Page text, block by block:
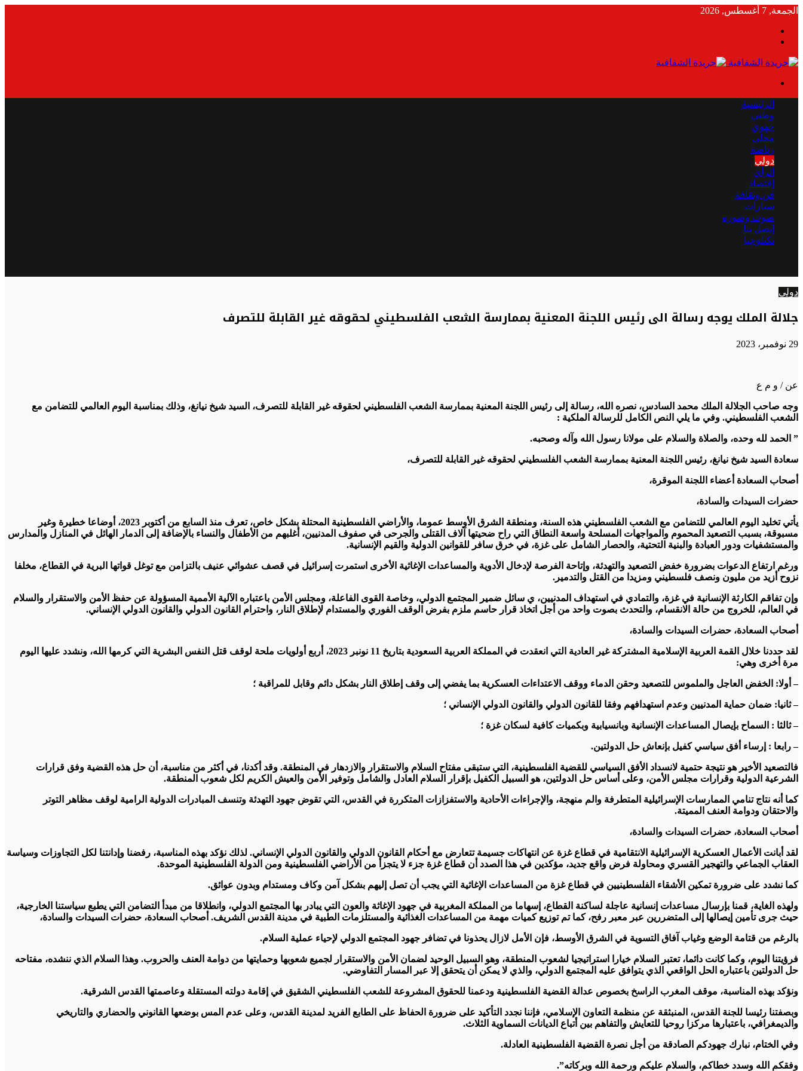
الجمعة, 7 أغسطس, 2026
الرئيسية
وطني
جهوي
محلي
رياضة
دولي
الرأي
إقتصاد
فن وثقافة
سيارات
صوت وصورة
إتصل بنا
تكنلوجيا
دولي
جلالة الملك يوجه رسالة الى رئيس اللجنة المعنية بممارسة الشعب الفلسطيني لحقوقه غير القابلة للتصرف
29 نوفمبر، 2023
عن / و م ع
وجه صاحب الجلالة الملك محمد السادس، نصره الله، رسالة إلى رئيس اللجنة المعنية بممارسة الشعب الفلسطيني لحقوقه غير القابلة للتصرف، السيد شيخ نيانغ، وذلك بمناسبة اليوم العالمي للتضامن مع
الشعب الفلسطيني. وفي ما يلي النص الكامل للرسالة الملكية :
” الحمد لله وحده، والصلاة والسلام على مولانا رسول الله وآله وصحبه.
سعادة السيد شيخ نيانغ، رئيس اللجنة المعنية بممارسة الشعب الفلسطيني لحقوقه غير القابلة للتصرف،
أصحاب السعادة أعضاء اللجنة الموقرة،
حضرات السيدات والسادة،
يأتي تخليد اليوم العالمي للتضامن مع الشعب الفلسطيني هذه السنة، ومنطقة الشرق الأوسط عموما، والأراضي الفلسطينية المحتلة بشكل خاص، تعرف منذ السابع من أكتوبر 2023، أوضاعا خطيرة وغير
مسبوقة، بسبب التصعيد المحموم والمواجهات المسلحة واسعة النطاق التي راح ضحيتها آلاف القتلى والجرحى في صفوف المدنيين، أغلبهم من الأطفال والنساء بالإضافة إلى الدمار الهائل في المنازل والمدارس
والمستشفيات ودور العبادة والبنية التحتية، والحصار الشامل على غزة، في خرق سافر للقوانين الدولية والقيم الإنسانية.
ورغم ارتفاع الدعوات بضرورة خفض التصعيد والتهدئة، وإتاحة الفرصة لإدخال الأدوية والمساعدات الإغاثية الأخرى استمرت إسرائيل في قصف عشوائي عنيف بالتزامن مع توغل قواتها البرية في القطاع، مخلفا
نزوح أزيد من مليون ونصف فلسطيني ومزيدا من القتل والتدمير.
وإن تفاقم الكارثة الإنسانية في غزة، والتمادي في استهداف المدنيين، ي سائل ضمير المجتمع الدولي، وخاصة القوى الفاعلة، ومجلس الأمن باعتباره الآلية الأممية المسؤولة عن حفظ الأمن والاستقرار والسلام
في العالم، للخروج من حالة الانقسام، والتحدث بصوت واحد من أجل اتخاذ قرار حاسم ملزم بفرض الوقف الفوري والمستدام لإطلاق النار، واحترام القانون الدولي والقانون الدولي الإنساني.
أصحاب السعادة، حضرات السيدات والسادة،
لقد حددنا خلال القمة العربية الإسلامية المشتركة غير العادية التي انعقدت في المملكة العربية السعودية بتاريخ 11 نونبر 2023، أربع أولويات ملحة لوقف قتل النفس البشرية التي كرمها الله، ونشدد عليها اليوم
مرة أخرى وهي:
– أولا: الخفض العاجل والملموس للتصعيد وحقن الدماء ووقف الاعتداءات العسكرية بما يفضي إلى وقف إطلاق النار بشكل دائم وقابل للمراقبة ؛
– ثانيا: ضمان حماية المدنيين وعدم استهدافهم وفقا للقانون الدولي والقانون الدولي الإنساني ؛
– ثالثا : السماح بإيصال المساعدات الإنسانية وبانسيابية وبكميات كافية لسكان غزة ؛
– رابعا : إرساء أفق سياسي كفيل بإنعاش حل الدولتين.
فالتصعيد الأخير هو نتيجة حتمية لانسداد الأفق السياسي للقضية الفلسطينية، التي ستبقى مفتاح السلام والاستقرار والازدهار في المنطقة. وقد أكدنا، في أكثر من مناسبة، أن حل هذه القضية وفق قرارات
الشرعية الدولية وقرارات مجلس الأمن، وعلى أساس حل الدولتين، هو السبيل الكفيل بإقرار السلام العادل والشامل وتوفير الأمن والعيش الكريم لكل شعوب المنطقة.
كما أنه نتاج تنامي الممارسات الإسرائيلية المتطرفة والم منهجة، والإجراءات الأحادية والاستفزازات المتكررة في القدس، التي تقوض جهود التهدئة وتنسف المبادرات الدولية الرامية لوقف مظاهر التوتر
والاحتقان ودوامة العنف المميتة.
أصحاب السعادة، حضرات السيدات والسادة،
لقد أبانت الأعمال العسكرية الإسرائيلية الانتقامية في قطاع غزة عن انتهاكات جسيمة تتعارض مع أحكام القانون الدولي والقانون الدولي الإنساني. لذلك نؤكد بهذه المناسبة، رفضنا وإدانتنا لكل التجاوزات وسياسة
العقاب الجماعي والتهجير القسري ومحاولة فرض واقع جديد، مؤكدين في هذا الصدد أن قطاع غزة جزء لا يتجزأ من الأراضي الفلسطينية ومن الدولة الفلسطينية الموحدة.
كما نشدد على ضرورة تمكين الأشقاء الفلسطينيين في قطاع غزة من المساعدات الإغاثية التي يجب أن تصل إليهم بشكل آمن وكاف ومستدام وبدون عوائق.
ولهذه الغاية، قمنا بإرسال مساعدات إنسانية عاجلة لساكنة القطاع، إسهاما من المملكة المغربية في جهود الإغاثة والعون التي يبادر بها المجتمع الدولي، وانطلاقا من مبدأ التضامن التي يطبع سياستنا الخارجية،
حيث جرى تأمين إيصالها إلى المتضررين عبر معبر رفح، كما تم توزيع كميات مهمة من المساعدات الغذائية والمستلزمات الطبية في مدينة القدس الشريف. أصحاب السعادة، حضرات السيدات والسادة،
بالرغم من قتامة الوضع وغياب آفاق التسوية في الشرق الأوسط، فإن الأمل لازال يحذونا في تضافر جهود المجتمع الدولي لإحياء عملية السلام.
فرؤيتنا اليوم، وكما كانت دائما، تعتبر السلام خيارا استراتيجيا لشعوب المنطقة، وهو السبيل الوحيد لضمان الأمن والاستقرار لجميع شعوبها وحمايتها من دوامة العنف والحروب. وهذا السلام الذي ننشده، مفتاحه
حل الدولتين باعتباره الحل الواقعي الذي يتوافق عليه المجتمع الدولي، والذي لا يمكن أن يتحقق إلا عبر المسار التفاوضي.
ونؤكد بهذه المناسبة، موقف المغرب الراسخ بخصوص عدالة القضية الفلسطينية ودعمنا للحقوق المشروعة للشعب الفلسطيني الشقيق في إقامة دولته المستقلة وعاصمتها القدس الشرقية.
وبصفتنا رئيسا للجنة القدس، المنبثقة عن منظمة التعاون الإسلامي، فإننا نجدد التأكيد على ضرورة الحفاظ على الطابع الفريد لمدينة القدس، وعلى عدم المس بوضعها القانوني والحضاري والتاريخي
والديمغرافي، باعتبارها مركزا روحيا للتعايش والتفاهم بين أتباع الديانات السماوية الثلاث.
وفي الختام، نبارك جهودكم الصادقة من أجل نصرة القضية الفلسطينية العادلة.
وفقكم الله وسدد خطاكم، والسلام عليكم ورحمة الله وبركاته”.